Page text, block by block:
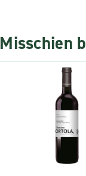
Misschien